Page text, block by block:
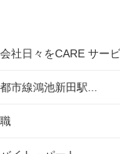
社日々をCARE サー
市線鴻池新田駅...